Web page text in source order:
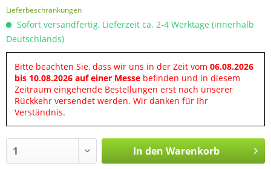
Lieferbeschränkungen
Sofort versandfertig, Lieferzeit ca. 2-4 Werktage (innerhalb
Deutschlands)
Bitte beachten Sie, dass wir uns in der Zeit vom 06.08.2026
bis 10.08.2026 auf einer Messe befinden und in diesem
Zeitraum eingehende Bestellungen erst nach unserer
Rückkehr versendet werden. Wir danken für Ihr
Verständnis.
In den Warenkorb